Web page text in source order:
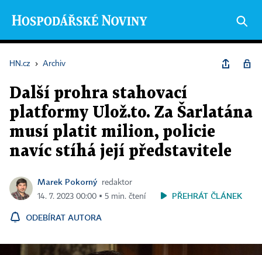
HN.cz › Archiv
Další prohra stahovací
platformy Ulož.to. Za Šarlatána
musí platit milion, policie
navíc stíhá její představitele
Marek Pokorný
redaktor
14. 7. 2023 00:00 ▪ 5 min. čtení
PŘEHRÁT ČLÁNEK
ODEBÍRAT AUTORA